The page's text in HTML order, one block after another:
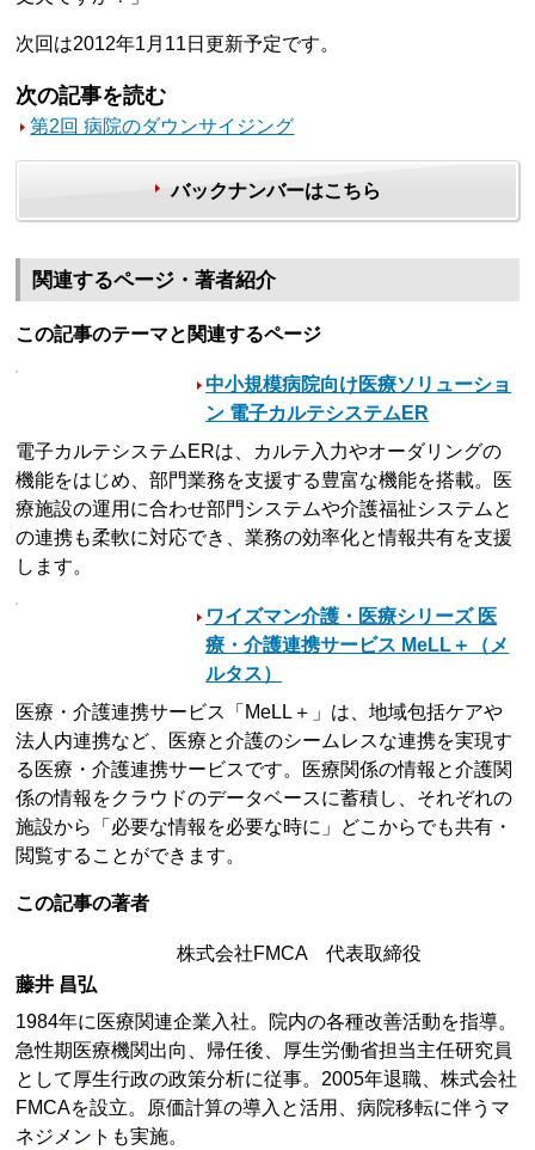
次回は2012年1月11日更新予定です。
次の記事を読む
第2回 病院のダウンサイジング
バックナンバーはこちら
関連するページ・著者紹介
この記事のテーマと関連するページ
中小規模病院向け医療ソリューショ
ン 電子カルテシステムER
電子カルテシステムERは、カルテ入力やオーダリングの
機能をはじめ、部門業務を支援する豊富な機能を搭載。医
療施設の運用に合わせ部門システムや介護福祉システムと
の連携も柔軟に対応でき、業務の効率化と情報共有を支援
します。
ワイズマン介護・医療シリーズ 医
療・介護連携サービス MeLL＋（メ
ルタス）
医療・介護連携サービス「MeLL＋」は、地域包括ケアや
法人内連携など、医療と介護のシームレスな連携を実現す
る医療・介護連携サービスです。医療関係の情報と介護関
係の情報をクラウドのデータベースに蓄積し、それぞれの
施設から「必要な情報を必要な時に」どこからでも共有・
閲覧することができます。
この記事の著者
株式会社FMCA 代表取締役
藤井 昌弘
1984年に医療関連企業入社。院内の各種改善活動を指導。
急性期医療機関出向、帰任後、厚生労働省担当主任研究員
として厚生行政の政策分析に従事。2005年退職、株式会社
FMCAを設立。原価計算の導入と活用、病院移転に伴うマ
ネジメントも実施。